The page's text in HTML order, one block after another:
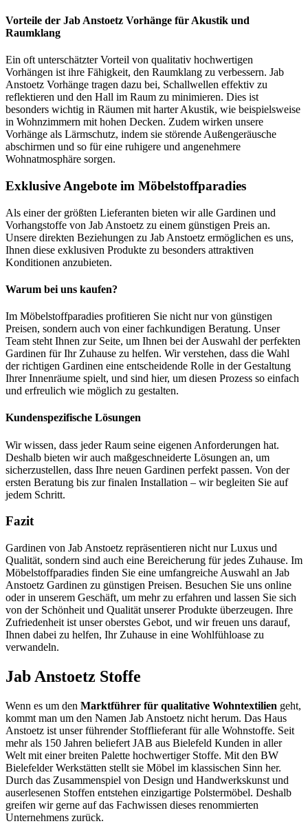
Vorteile der Jab Anstoetz Vorhänge für Akustik und
Raumklang
Ein oft unterschätzter Vorteil von qualitativ hochwertigen
Vorhängen ist ihre Fähigkeit, den Raumklang zu verbessern. Jab
Anstoetz Vorhänge tragen dazu bei, Schallwellen effektiv zu
reflektieren und den Hall im Raum zu minimieren. Dies ist
besonders wichtig in Räumen mit harter Akustik, wie beispielsweise
in Wohnzimmern mit hohen Decken. Zudem wirken unsere
Vorhänge als Lärmschutz, indem sie störende Außengeräusche
abschirmen und so für eine ruhigere und angenehmere
Wohnatmosphäre sorgen.
Exklusive Angebote im Möbelstoffparadies
Als einer der größten Lieferanten bieten wir alle Gardinen und
Vorhangstoffe von Jab Anstoetz zu einem günstigen Preis an.
Unsere direkten Beziehungen zu Jab Anstoetz ermöglichen es uns,
Ihnen diese exklusiven Produkte zu besonders attraktiven
Konditionen anzubieten.
Warum bei uns kaufen?
Im Möbelstoffparadies profitieren Sie nicht nur von günstigen
Preisen, sondern auch von einer fachkundigen Beratung. Unser
Team steht Ihnen zur Seite, um Ihnen bei der Auswahl der perfekten
Gardinen für Ihr Zuhause zu helfen. Wir verstehen, dass die Wahl
der richtigen Gardinen eine entscheidende Rolle in der Gestaltung
Ihrer Innenräume spielt, und sind hier, um diesen Prozess so einfach
und erfreulich wie möglich zu gestalten.
Kundenspezifische Lösungen
Wir wissen, dass jeder Raum seine eigenen Anforderungen hat.
Deshalb bieten wir auch maßgeschneiderte Lösungen an, um
sicherzustellen, dass Ihre neuen Gardinen perfekt passen. Von der
ersten Beratung bis zur finalen Installation – wir begleiten Sie auf
jedem Schritt.
Fazit
Gardinen von Jab Anstoetz repräsentieren nicht nur Luxus und
Qualität, sondern sind auch eine Bereicherung für jedes Zuhause. Im
Möbelstoffparadies finden Sie eine umfangreiche Auswahl an Jab
Anstoetz Gardinen zu günstigen Preisen. Besuchen Sie uns online
oder in unserem Geschäft, um mehr zu erfahren und lassen Sie sich
von der Schönheit und Qualität unserer Produkte überzeugen. Ihre
Zufriedenheit ist unser oberstes Gebot, und wir freuen uns darauf,
Ihnen dabei zu helfen, Ihr Zuhause in eine Wohlfühloase zu
verwandeln.
Jab Anstoetz Stoffe
Wenn es um den Marktführer für qualitative Wohntextilien geht,
kommt man um den Namen Jab Anstoetz nicht herum. Das Haus
Anstoetz ist unser führender Stofflieferant für alle Wohnstoffe. Seit
mehr als 150 Jahren beliefert JAB aus Bielefeld Kunden in aller
Welt mit einer breiten Palette hochwertiger Stoffe. Mit den BW
Bielefelder Werkstätten stellt sie Möbel im klassischen Sinn her.
Durch das Zusammenspiel von Design und Handwerkskunst und
auserlesenen Stoffen entstehen einzigartige Polstermöbel. Deshalb
greifen wir gerne auf das Fachwissen dieses renommierten
Unternehmens zurück.